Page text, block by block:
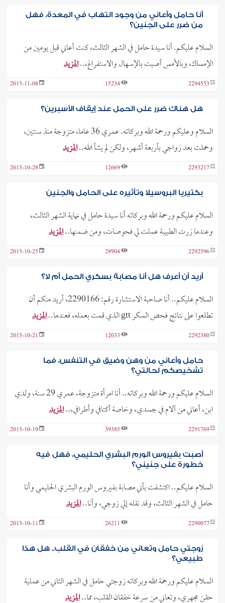
أنا حامل وأعاني من وجود التهاب في المعدة، فهل
من ضرر على الجنين؟
السلام عليكم. أنا سيدة حامل في الشهر الثالث، كنت أعاني قبل يومين من
الإمساك، وبالأمس أصبت بالإسهال والاستفراغ،..المزيد
2294553
15234
2015-11-08
هل هناك ضرر على الحمل عند إيقاف الأسبرين؟
السلام وعليكم ورحمة الله وبركاته. عمري 36 عاما، متزوجة منذ سنتين،
وحملت بعد زواجي بأربعة أشهر، ولكن لم يشأ الله..المزيد
2293217
12669
2015-10-28
بكتيريا البروسيلا وتأثيره على الحامل والجنين
السلام عليكم ورحمة الله وبركاته أنا سيدة حامل في نهاية الشهر الثالث،
وعندما زرت الطبيبة عملت لي فحوصات، ومن ضمنها..المزيد
2292596
28904
2015-10-25
أريد أن أعرف هل أنا مصابة بسكري الحمل أم لا؟
السلام عليكم.. أنا صاحبة الاستشارة رقم: 2290166، أريد منكم أن
تطلعوا على نتائج فحص السكر gtt الذي قمت بعمله، فعندما..
المزيد
2292380
12033
2015-10-21
حامل وأعاني من وهن وضيق في التنفس، فما
تشخيصكم لحالتي؟
السلام عليكم ورحمة الله وبركاته.. أنا امرأة متزوجة، عمري 29 سنة، ولدي
ابن، أعاني من آلام في جسدي، وخاصة أكتافي وأطرافي،..المزيد
2291769
39385
2015-10-19
أصبت بفيروس الورم البشري الحليمي، فهل فيه
خطورة على جنيني؟
السلام عليكم.. اكتشفت بأني مصابة بفيروس الورم البشري الحليمي وأنا
حامل في الشهر الثالث، وقد نقله إلي زوجي، وأنا..المزيد
2290077
26211
2015-10-11
زوجتي حامل وتعاني من خفقان في القلب.. هل هذا
طبيعي؟
السلام عليكم ورحمة الله وبركاته زوجتي حامل في الشهر الثاني من عملية
حقن مجهري، وتعاني من سرعة خفقان القلب، مما..المزيد